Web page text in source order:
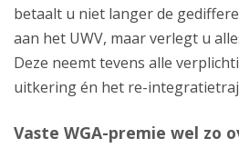
betaalt u niet langer de
aan het UWV, maar verlegt u
Deze neemt tevens alle
uitkering én het re-
Vaste WGA-premie wel zo